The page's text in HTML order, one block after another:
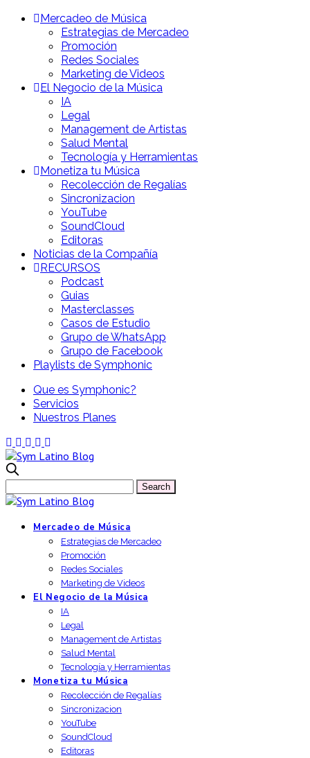
Mercadeo de Música
Estrategias de Mercadeo
Promoción
Redes Sociales
Marketing de Videos
El Negocio de la Música
IA
Legal
Management de Artistas
Salud Mental
Tecnología y Herramientas
Monetiza tu Música
Recolección de Regalías
Sincronizacion
YouTube
SoundCloud
Editoras
Noticias de la Compañía
RECURSOS
Podcast
Guias
Masterclasses
Casos de Estudio
Grupo de WhatsApp
Grupo de Facebook
Playlists de Symphonic
Que es Symphonic?
Servicios
Nuestros Planes
Mercadeo de Música
Estrategias de Mercadeo
Promoción
Redes Sociales
Marketing de Videos
El Negocio de la Música
IA
Legal
Management de Artistas
Salud Mental
Tecnología y Herramientas
Monetiza tu Música
Recolección de Regalías
Sincronizacion
YouTube
SoundCloud
Editoras